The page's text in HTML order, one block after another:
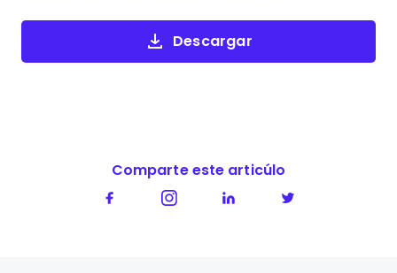
Descargar
Comparte este articúlo